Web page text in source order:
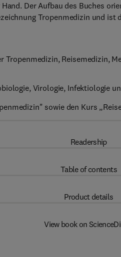
Der Aufbau des Buches
Tropenmedizin und ist
Tropenmedizin, Reisemedizin,
Virologie, Infektiologie
sowie den Kurs
Readership
Table of contents
Product details
View book on